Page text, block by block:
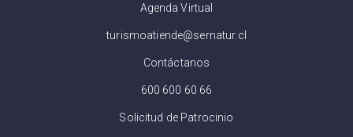
Agenda Virtual
turismoatiende@sernatur.cl
Contáctanos
600 600 60 66
Solicitud de Patrocinio